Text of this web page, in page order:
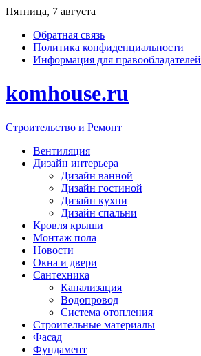
Перейти
содержимому
Пятница, 7 августа
Обратная связь
Политика конфиденциальности
Информация для правообладателей
komhouse.ru
Строительство и Ремонт
Вентиляция
Дизайн интерьера
Дизайн ванной
Дизайн гостиной
Дизайн кухни
Дизайн спальни
Кровля крыши
Монтаж пола
Новости
Окна и двери
Сантехника
Канализация
Водопровод
Система отопления
Строительные материалы
Фасад
Фундамент